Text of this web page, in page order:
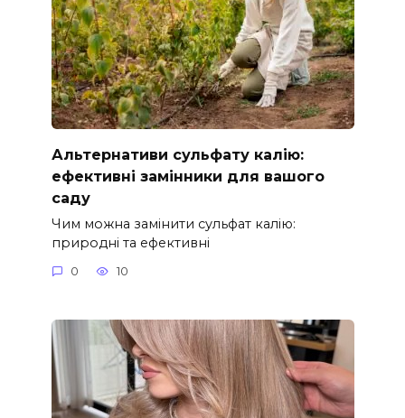
Альтернативи сульфату калію:
ефективні замінники для вашого
саду
Чим можна замінити сульфат калію:
природні та ефективні
0 10